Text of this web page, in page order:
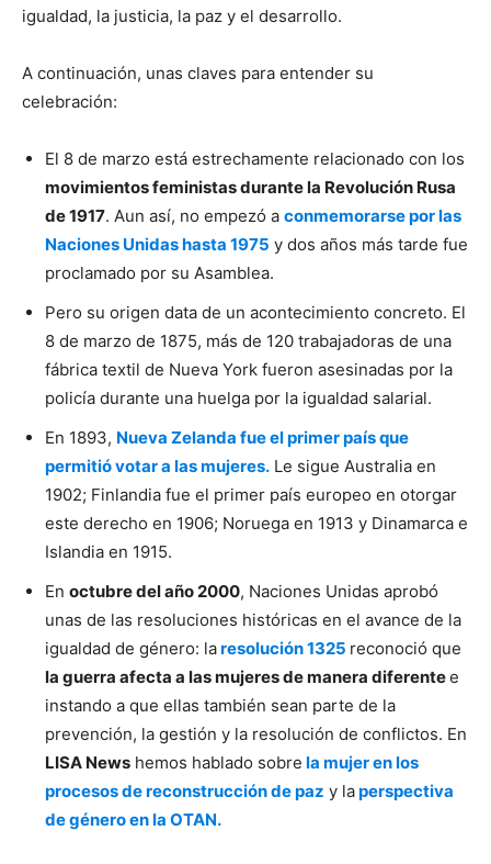
igualdad, la justicia, la paz y el desarrollo.
A continuación, unas claves para entender su
celebración:
El 8 de marzo está estrechamente relacionado con los
movimientos feministas durante la Revolución Rusa
de 1917. Aun así, no empezó a conmemorarse por las
Naciones Unidas hasta 1975 y dos años más tarde fue
proclamado por su Asamblea.
Pero su origen data de un acontecimiento concreto. El
8 de marzo de 1875, más de 120 trabajadoras de una
fábrica textil de Nueva York fueron asesinadas por la
policía durante una huelga por la igualdad salarial.
En 1893, Nueva Zelanda fue el primer país que
permitió votar a las mujeres. Le sigue Australia en
1902; Finlandia fue el primer país europeo en otorgar
este derecho en 1906; Noruega en 1913 y Dinamarca e
Islandia en 1915.
En octubre del año 2000, Naciones Unidas aprobó
unas de las resoluciones históricas en el avance de la
igualdad de género: laresolución 1325 reconoció que
la guerra afecta a las mujeres de manera diferentee
instando a que ellas también sean parte de la
prevención, la gestión y la resolución de conflictos. En
LISA News hemos hablado sobre la mujer en los
procesos de reconstrucción de paz y laperspectiva
de género en la OTAN.